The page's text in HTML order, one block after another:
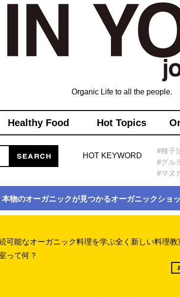
Organic Life to all the people.
Healthy Food Hot Topics
HOT KEYWORD
#種子
#グル
#マヌ
本物のオーガニックが見つかるオーガニックシ
続可能なオーガニック料理を学ぶ​全く新しい料理
って何？